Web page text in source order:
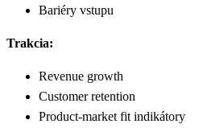
Bariéry vstupu
Trakcia:
Revenue growth
Customer retention
Product-market fit indikátory